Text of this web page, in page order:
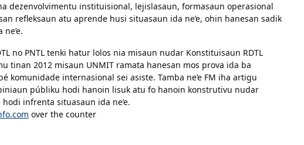
dezenvolvimentu instituisional, lejislasaun, formasaun operasional
refleksaun atu aprende husi situasaun ida ne’e, ohin hanesan sadik
no PNTL tenki hatur lolos nia misaun nudar Konstituisaun RDTL
tinan 2012 misaun UNMIT ramata hanesan mos prova ida ba
komunidade internasional sei asiste. Tamba ne’e FM iha artigu
públiku hodi hanoin lisuk atu fo hanoin konstrutivu nudar
infrenta situasaun ida ne’e.
over the counter